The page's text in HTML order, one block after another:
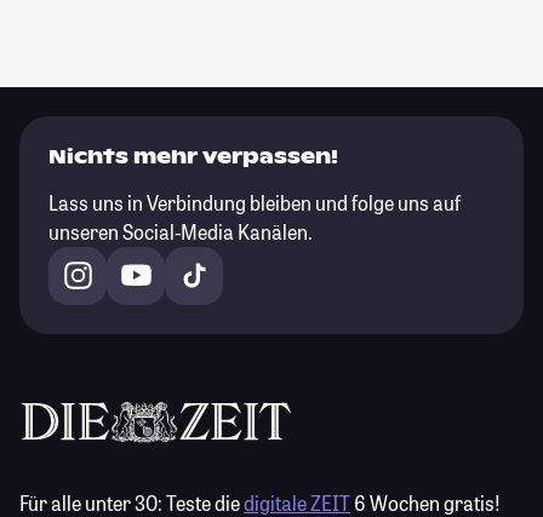
Nichts mehr verpassen!
Lass uns in Verbindung bleiben und folge uns auf
unseren Social-Media Kanälen.
Für alle unter 30:Teste diedigitale ZEIT6 Wochen gratis!